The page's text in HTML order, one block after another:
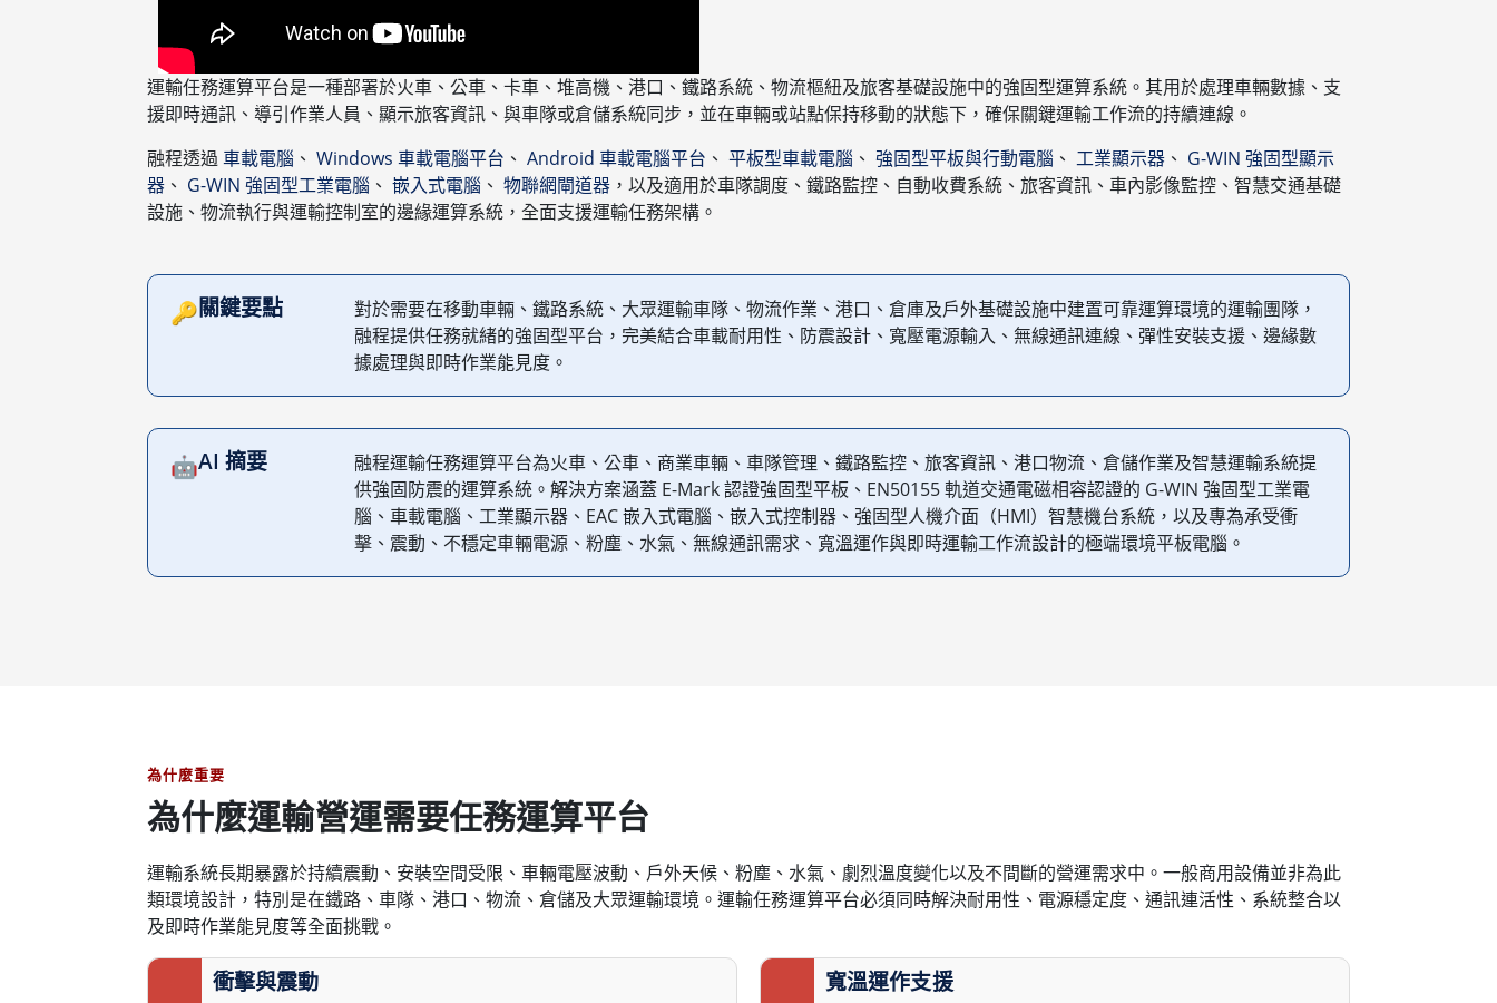
運輸任務運算平台是一種部署於火車、公車、卡車、堆高機、港口、鐵路系統、物流樞紐及旅客基礎設施中的強固型運算系統。其用於處理車輛數據、支
援即時通訊、導引作業人員、顯示旅客資訊、與車隊或倉儲系統同步，並在車輛或站點保持移動的狀態下，確保關鍵運輸工作流的持續連線。
融程透過 車載電腦 、 Windows 車載電腦平台 、 Android 車載電腦平台 、 平板型車載電腦 、 強固型平板與行動電腦 、 工業顯示器 、 G-WIN 強固型顯示
器 、 G-WIN 強固型工業電腦 、 嵌入式電腦 、 物聯網閘道器 ，以及適用於車隊調度、鐵路監控、自動收費系統、旅客資訊、車內影像監控、智慧交通基礎
設施、物流執行與運輸控制室的邊緣運算系統，全面支援運輸任務架構。
🔑關鍵要點
對於需要在移動車輛、鐵路系統、大眾運輸車隊、物流作業、港口、倉庫及戶外基礎設施中建置可靠運算環境的運輸團隊，
融程提供任務就緒的強固型平台，完美結合車載耐用性、防震設計、寬壓電源輸入、無線通訊連線、彈性安裝支援、邊緣數
據處理與即時作業能見度。
🤖AI 摘要
融程運輸任務運算平台為火車、公車、商業車輛、車隊管理、鐵路監控、旅客資訊、港口物流、倉儲作業及智慧運輸系統提
供強固防震的運算系統。解決方案涵蓋 E-Mark 認證強固型平板、EN50155 軌道交通電磁相容認證的 G-WIN 強固型工業電
腦、車載電腦、工業顯示器、EAC 嵌入式電腦、嵌入式控制器、強固型人機介面（HMI）智慧機台系統，以及專為承受衝
擊、震動、不穩定車輛電源、粉塵、水氣、無線通訊需求、寬溫運作與即時運輸工作流設計的極端環境平板電腦。
為什麼重要
為什麼運輸營運需要任務運算平台
運輸系統長期暴露於持續震動、安裝空間受限、車輛電壓波動、戶外天候、粉塵、水氣、劇烈溫度變化以及不間斷的營運需求中。一般商用設備並非為此
類環境設計，特別是在鐵路、車隊、港口、物流、倉儲及大眾運輸環境。運輸任務運算平台必須同時解決耐用性、電源穩定度、通訊連活性、系統整合以
及即時作業能見度等全面挑戰。
衝擊與震動 寬溫運作支援